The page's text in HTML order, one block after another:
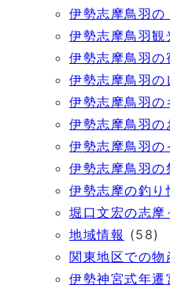
伊勢志摩鳥羽の
伊勢志摩鳥羽観
伊勢志摩鳥羽の
伊勢志摩鳥羽の
伊勢志摩鳥羽の
伊勢志摩鳥羽
伊勢志摩鳥羽の
伊勢志摩鳥羽の
伊勢志摩の釣り
堀口文宏の志摩
地域情報 (58)
関東地区での物
伊勢神宮式年遷